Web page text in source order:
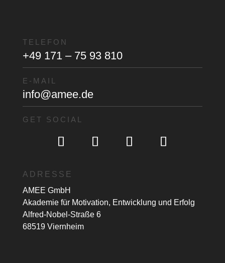
TELEFON
+49 171 – 75 93 810
E-MAIL
info@amee.de
GET SOCIAL
ADRESSE
AMEE GmbH
Akademie für Motivation, Entwicklung und Erfolg
Alfred-Nobel-Straße 6
68519 Viernheim